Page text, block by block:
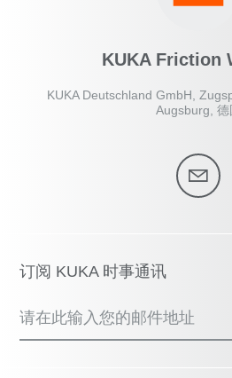
KUKA Friction
KUKA Deutschland GmbH,
Augsburg, 德
订阅 KUKA 时事通讯
请在此输入您的邮件地址